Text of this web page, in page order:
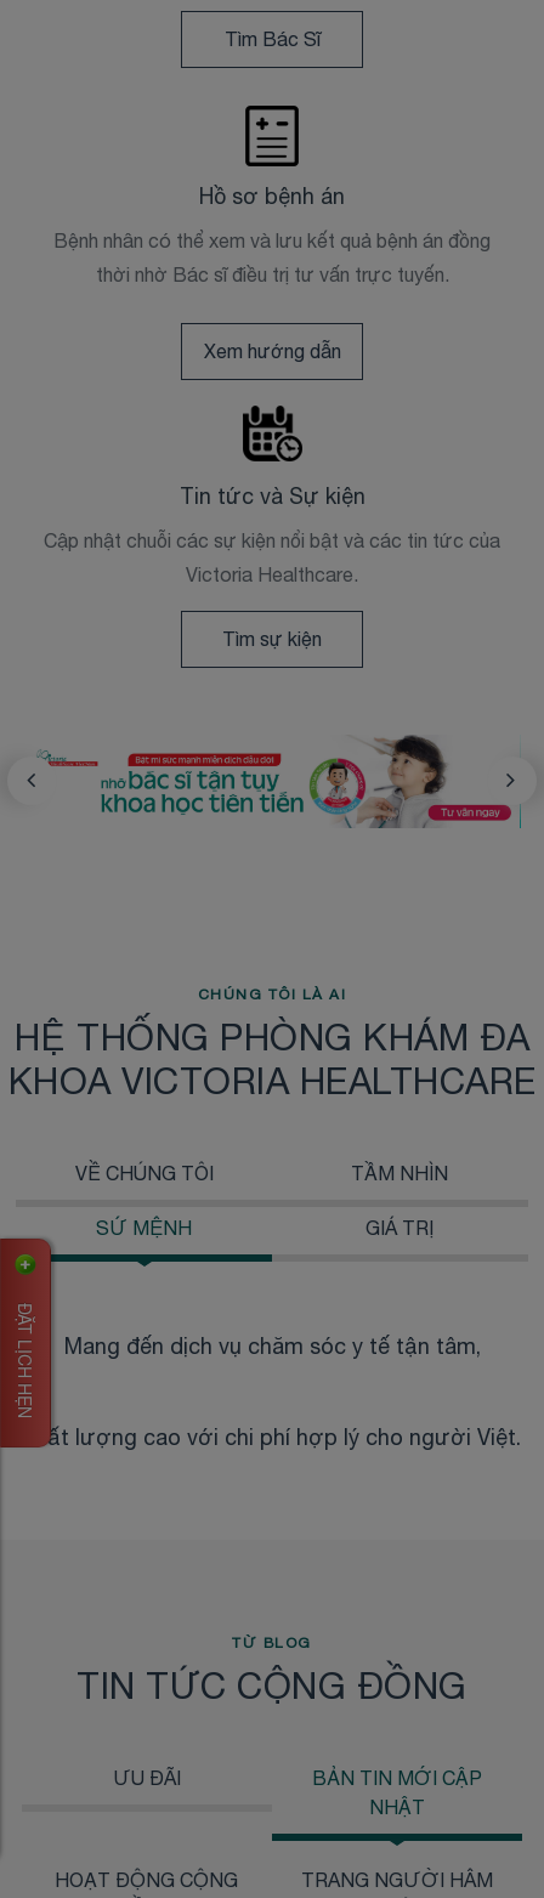
Tìm Bác Sĩ
Hồ sơ bệnh án
Bệnh nhân có thể xem và lưu kết quả bệnh án đồng
thời nhờ Bác sĩ điều trị tư vấn trực tuyến.
Xem hướng dẫn
Tin tức và Sự kiện
Cập nhật chuỗi các sự kiện nổi bật và các tin tức của
Victoria Healthcare.
Tìm sự kiện
CHÚNG TÔI LÀ AI
HỆ THỐNG PHÒNG KHÁM ĐA
KHOA VICTORIA HEALTHCARE
VỀ CHÚNG TÔI TẦM NHÌN
SỨ MỆNH GIÁ TRỊ
Mang đến dịch vụ chăm sóc y tế tận tâm,
chất lượng cao với chi phí hợp lý cho người Việt.
TỪ BLOG
TIN TỨC CỘNG ĐỒNG
ƯU ĐÃI
BẢN TIN MỚI CẬP
NHẬT
HOẠT ĐỘNG CỘNG TRANG NGƯỜI HÂM
ĐẶT LỊCH HẸN